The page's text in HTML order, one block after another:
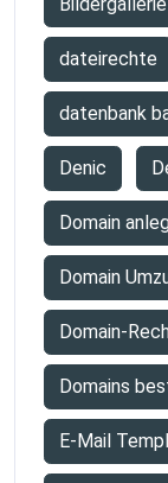
dateirechte
datenbank
Denic
Domain
Domain
Domain-
Domains
E-Mail